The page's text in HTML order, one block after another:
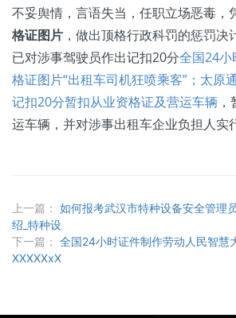
不妥舆情，言语失当，任职立场恶毒，
格证图片 ，做出顶格行政科罚的惩罚
已对涉事驾驶员作出记扣20分全国24小
格证图片“出租车司机狂喷乘客”；太原
记扣20分暂扣从业资格证及营运车辆
运车辆，并对涉事出租车企业负担人实
上一篇： 如何报考武汉市特种设备安全管理
绍_特种设
下一篇： 全国24小时证件制作劳动人民智慧
XXXXXxX